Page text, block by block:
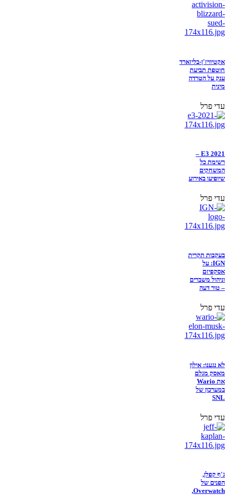
אקטיוויז'ן-בליזארד
חוטפת תביעת
ענק על הטרדה
מינית
עדי פרל
E3 2021 –
רשימת כל
המשחקים
שיופיעו באירוע
עדי פרל
בעקבות תקרית
IGN: על
אסקפיזם
וניהול משברים
– טור דעה
עדי פרל
לא נגענו: אילון
מאסק מגלם
את Wario
במערכון של
SNL
עדי פרל
ג'ף קפלן,
הפנים של
Overwatch,